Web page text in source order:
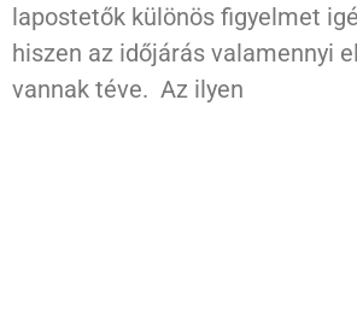
lapostetők különös figyelmet
hiszen az időjárás valamennyi
vannak téve. Az ilyen